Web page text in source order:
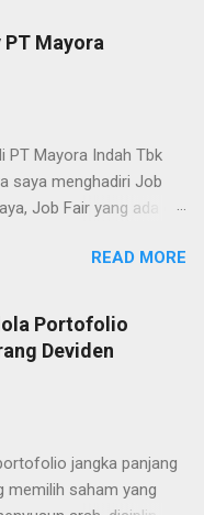
belum cukup. karena
ada dimana-mana
di tahun 2025 ini
dulu yang mengalami
toko yang sudah
retail selama
untuk periode
pendapatan kuartal
kuartal
analisa SSSG
dari hasil penjualan
dari toko yang sudah
mana yang
toko baru .
persentase (%) yang
Misalnya, SSSG suatu
PT Mayora
PT Mayora Indah Tbk
saya menghadiri Job
Job Fair yang ada di
datangi adalah Job
tidak banyak
minat saya, dan
CV dan surat
Indah Tbk, karena
mayora merupakan
posisi yang ditawarkan
factory, belum
READ MORE
Portofolio
Deviden
jangka panjang
memilih saham yang